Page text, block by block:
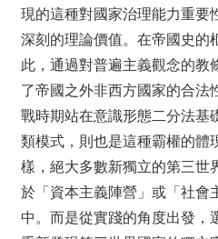
現的這種對國家治理能力重要
深刻的理論價值。在帝國史的
此，通過對普遍主義觀念的教
了帝國之外非西方國家的合法
戰時期站在意識形態二分法基
類模式，則也是這種霸權的體
樣，絕大多數新獨立的第三世
於「資本主義陣營」或「社會
中。而是從實踐的角度出發，